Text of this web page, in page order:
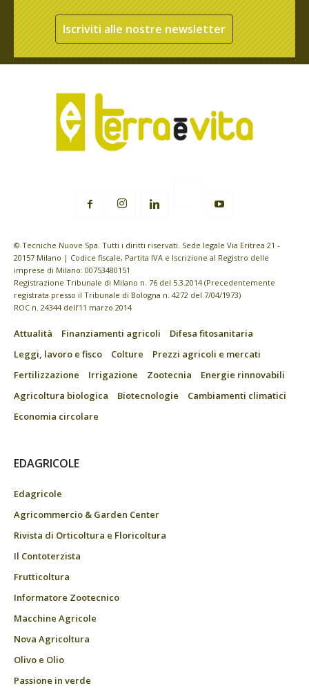
Iscriviti alle nostre newsletter
© Tecniche Nuove Spa. Tutti i diritti riservati. Sede legale Via Eritrea 21 -
20157 Milano | Codice fiscale, Partita IVA e Iscrizione al Registro delle
imprese di Milano: 00753480151
Registrazione Tribunale di Milano n. 76 del 5.3.2014 (Precedentemente
registrata presso il Tribunale di Bologna n. 4272 del 7/04/1973)
ROC n. 24344 dell’11 marzo 2014
Attualità Finanziamenti agricoli
Difesa fitosanitaria
Leggi, lavoro e fisco
Colture
Prezzi agricoli e mercati
Fertilizzazione
Irrigazione Zootecnia
Energie rinnovabili
Agricoltura biologica
Biotecnologie
Cambiamenti climatici
Economia circolare
EDAGRICOLE
Edagricole
Agricommercio & Garden Center
Rivista di Orticoltura e Floricoltura
Il Contoterzista
Frutticoltura
Informatore Zootecnico
Macchine Agricole
Nova Agricoltura
Olivo e Olio
Passione in verde